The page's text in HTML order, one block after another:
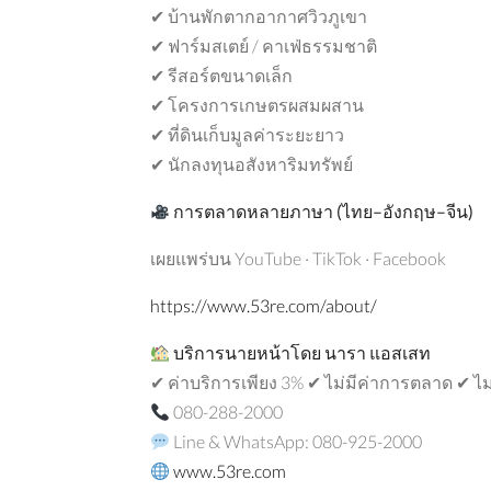
✔ บ้านพักตากอากาศวิวภูเขา
✔ ฟาร์มสเตย์ / คาเฟ่ธรรมชาติ
✔ รีสอร์ตขนาดเล็ก
✔ โครงการเกษตรผสมผสาน
✔ ที่ดินเก็บมูลค่าระยะยาว
✔ นักลงทุนอสังหาริมทรัพย์
การตลาดหลายภาษา (ไทย–อังกฤษ–จีน)
เผยแพร่บน YouTube · TikTok · Facebook
https://www.53re.com/about/
บริการนายหน้าโดย นารา แอสเสท
✔ ค่าบริการเพียง 3% ✔ ไม่มีค่าการตลาด ✔
080-288-2000
Line & WhatsApp: 080-925-2000
www.53re.com